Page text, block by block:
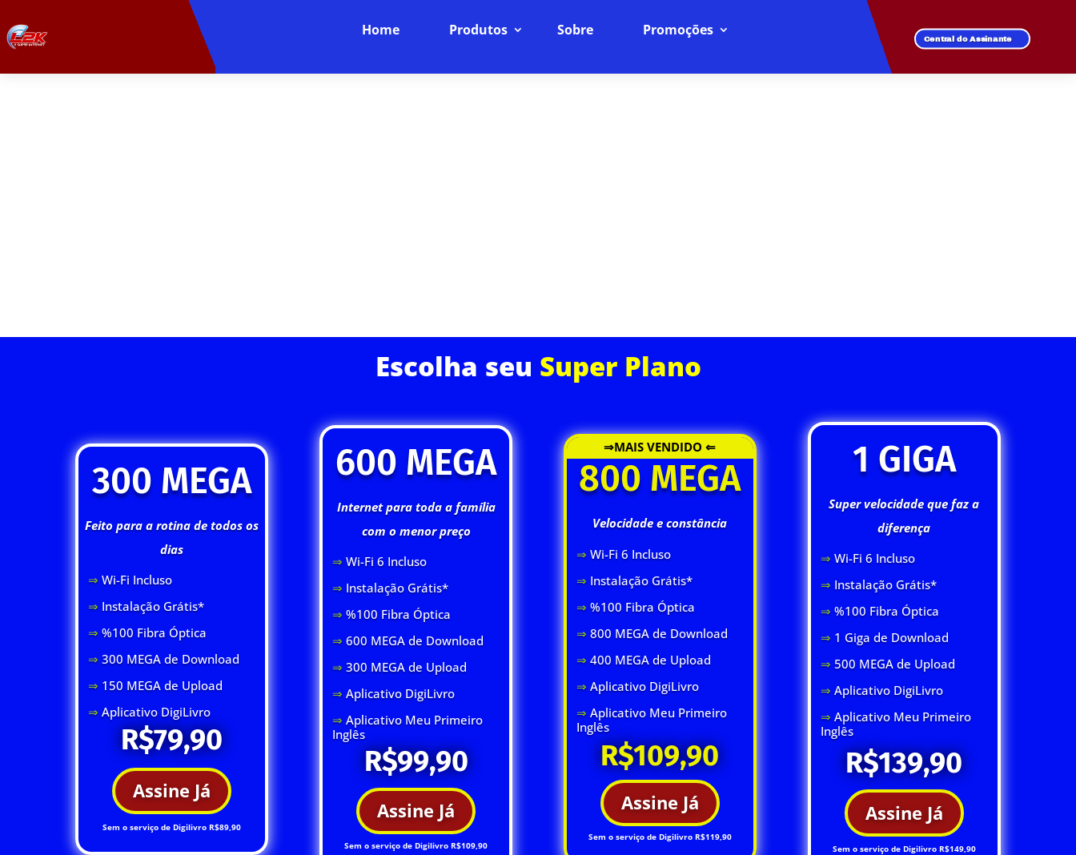
Home Produtos Sobre Promoções Central do Assinante
Escolha seu Super Plano
300 MEGA
Feito para a rotina de todos os
dias
⇒ Wi-Fi Incluso
⇒ Instalação Grátis*
⇒ %100 Fibra Óptica
⇒ 300 MEGA de Download
⇒ 150 MEGA de Upload
⇒Aplicativo DigiLivro
R$79,90
Assine Já
Sem o serviço de Digilivro R$89,90
600 MEGA
Internet para toda a família
com o menor preço
⇒ Wi-Fi 6 Incluso
⇒ Instalação Grátis*
⇒ %100 Fibra Óptica
⇒ 600 MEGA de Download
⇒ 300 MEGA de Upload
⇒ Aplicativo DigiLivro
⇒ Aplicativo Meu Primeiro
Inglês
R$99,90
Assine Já
Sem o serviço de Digilivro R$109,90
⇒MAIS VENDIDO ⇐
800 MEGA
Velocidade e constância
⇒ Wi-Fi 6 Incluso
⇒ Instalação Grátis*
⇒ %100 Fibra Óptica
⇒ 800 MEGA de Download
⇒ 400 MEGA de Upload
⇒ Aplicativo DigiLivro
⇒ Aplicativo Meu Primeiro
Inglês
R$109,90
Assine Já
Sem o serviço de Digilivro R$119,90
1 GIGA
Super velocidade que faz a
diferença
⇒ Wi-Fi 6 Incluso
⇒ Instalação Grátis*
⇒ %100 Fibra Óptica
⇒ 1 Giga de Download
⇒ 500 MEGA de Upload
⇒ Aplicativo DigiLivro
⇒ Aplicativo Meu Primeiro
Inglês
R$139,90
Assine Já
Sem o serviço de Digilivro R$149,90